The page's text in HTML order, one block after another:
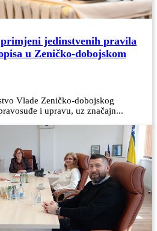
jedinstvenih pravila
u Zeničko-dobojskom
Vlade Zeničko-dobojskog
i upravu, uz značajn...